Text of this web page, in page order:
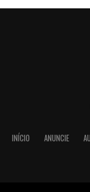
INÍCIO ANUNCIE